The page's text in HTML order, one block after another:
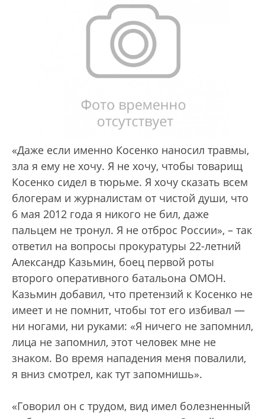
«Даже если именно Косенко наносил травмы,
зла я ему не хочу. Я не хочу, чтобы товарищ
Косенко сидел в тюрьме. Я хочу сказать всем
блогерам и журналистам от чистой души, что
6 мая 2012 года я никого не бил, даже
пальцем не тронул. Я не отброс России», – так
ответил на вопросы прокуратуры 22-летний
Александр Казьмин, боец первой роты
второго оперативного батальона ОМОН.
Казьмин добавил, что претензий к Косенко не
имеет и не помнит, чтобы тот его избивал —
ни ногами, ни руками: «Я ничего не запомнил,
лица не запомнил, этот человек мне не
знаком. Во время нападения меня повалили,
я вниз смотрел, как тут запомнишь».
«Говорил он с трудом, вид имел болезненный